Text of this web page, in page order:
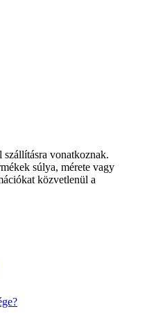
vonatkoznak.
súlya, mérete vagy
közvetlenül a